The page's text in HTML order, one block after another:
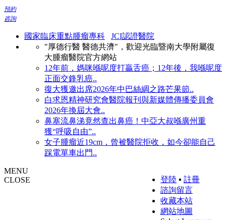
預約
咨詢
國家臨床重點腫瘤專科
JCI認證醫院
"厚德行醫 醫德共濟"，歡迎光臨暨南大學附屬復
大腫瘤醫院官方網站
12年前，媽咪喺呢度打贏舌癌；12年後，我喺呢度
正面交鋒乳癌..
復大獲邀出席2026年中巴絲綢之路芒果節..
白求恩精神研究會醫院報刊與新媒體傳播委員會
2026年換屆大會..
鼻塞流鼻涕竟然查出鼻癌！中亞大叔喺廣州重
獲“呼吸自由”..
女子腫瘤近19cm，曾被醫院拒收，如今卻能自己
踩電單車出門..
登陸 ▪ 註冊
諮詢留言
收藏本站
網站地圖
MENU
CLOSE